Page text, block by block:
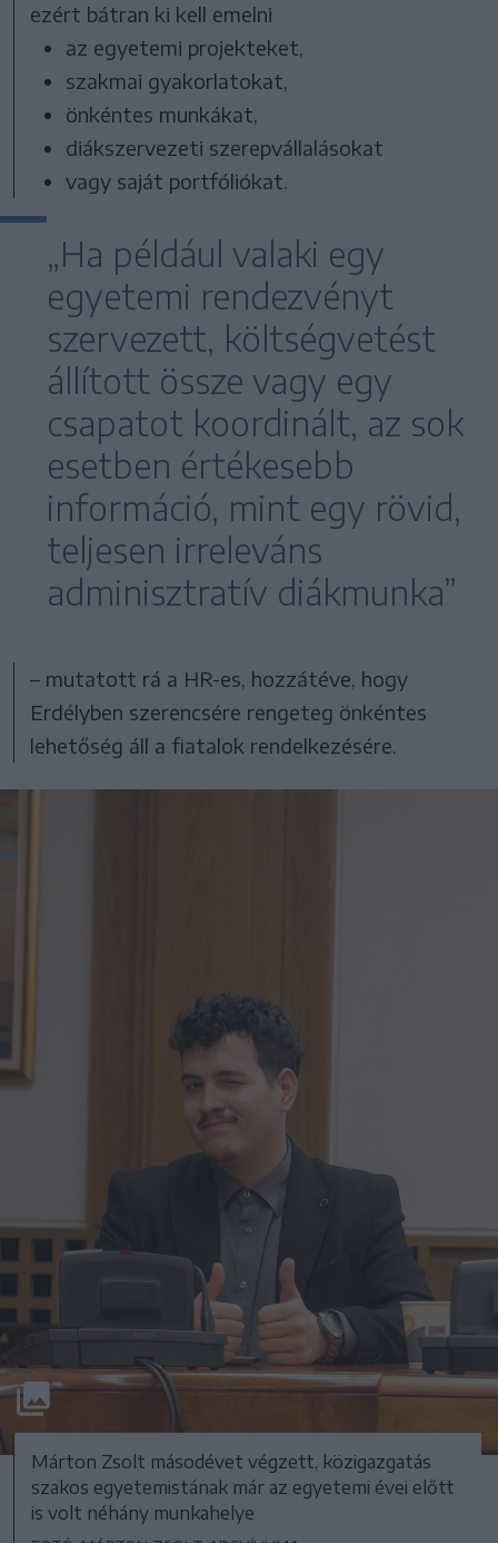
ezért bátran ki kell emelni
az egyetemi projekteket,
szakmai gyakorlatokat,
önkéntes munkákat,
diákszervezeti szerepvállalásokat
vagy saját portfóliókat.
„Ha például valaki egy
egyetemi rendezvényt
szervezett, költségvetést
állított össze vagy egy
csapatot koordinált, az sok
esetben értékesebb
információ, mint egy rövid,
teljesen irreleváns
adminisztratív diákmunka”
– mutatott rá a HR-es, hozzátéve, hogy
Erdélyben szerencsére rengeteg önkéntes
lehetőség áll a fiatalok rendelkezésére.
Márton Zsolt másodévet végzett, közigazgatás
szakos egyetemistának már az egyetemi évei előtt
is volt néhány munkahelye